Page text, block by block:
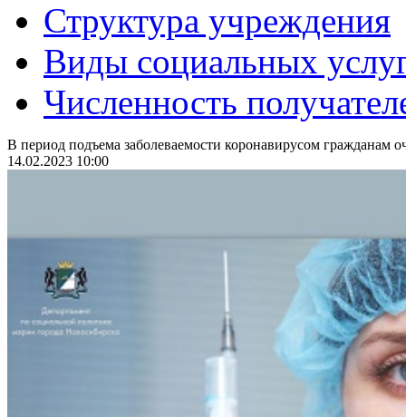
Структура учреждения
Виды социальных
Численность
В период подъема заболеваемости коронавирусом гражданам
14.02.2023 10:00